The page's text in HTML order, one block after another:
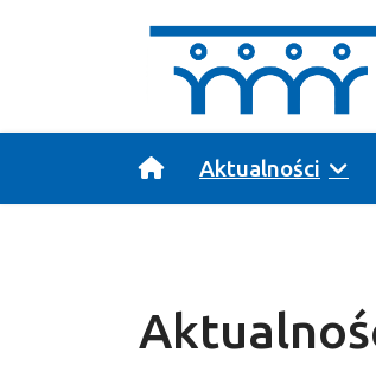
Aktualności